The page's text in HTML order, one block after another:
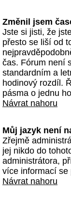
Změnil jsem
Jste si jisti, že
přesto se liší od
čas. Fórum není
standardním a
hodinový rozdíl.
pásma o jednu
Návrat nahoru
Můj jazyk není
Zřejmě
jej nikdo do
administrátora,
více informací se
Návrat nahoru